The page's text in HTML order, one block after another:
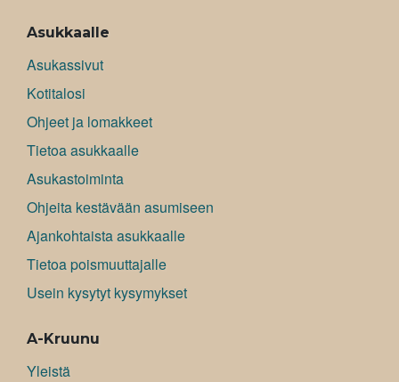
Asukkaalle
Asukassivut
Kotitalosi
Ohjeet ja lomakkeet
Tietoa asukkaalle
Asukastoiminta
Ohjeita kestävään asumiseen
Ajankohtaista asukkaalle
Tietoa poismuuttajalle
Usein kysytyt kysymykset
A-Kruunu
Yleistä